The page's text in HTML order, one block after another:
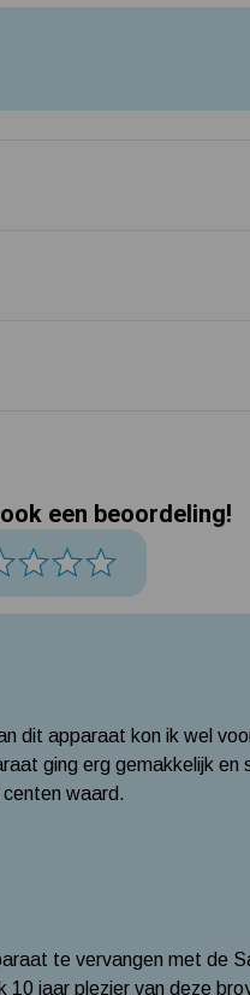
een beoordeling!
dit apparaat kon ik wel
ging erg gemakkelijk en
waard.
te vervangen met de
10 jaar plezier van deze